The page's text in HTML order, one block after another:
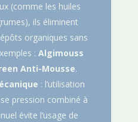
(comme les huiles
ils éliminent
organiques sans
: Algimouss
Anti-Mousse.
: l’utilisation
pression combiné à
évite l’usage de